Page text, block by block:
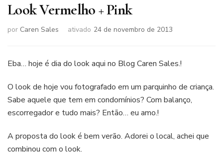
Look Vermelho + Pink
por Caren Sales ativado 24 de novembro de 2013
Eba… hoje é dia do look aqui no Blog Caren Sales.!
O look de hoje vou fotografado em um parquinho de criança.
Sabe aquele que tem em condomínios? Com balanço,
escorregador e tudo mais? Então… eu amo.!
A proposta do look é bem verão. Adorei o local, achei que
combinou com o look.